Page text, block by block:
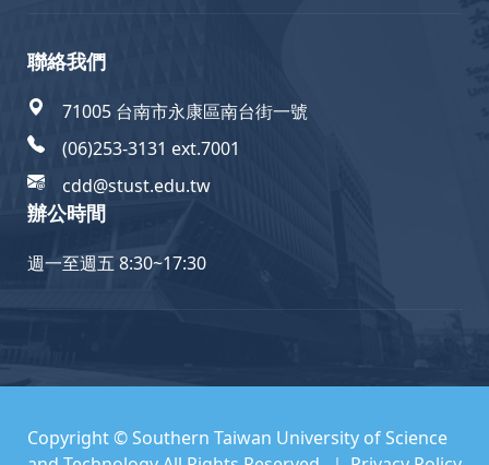
聯絡我們
71005 台南市永康區南台街一號
(06)253-3131 ext.7001
cdd@stust.edu.tw
辦公時間
週一至週五 8:30~17:30
Copyright © Southern Taiwan University of Science